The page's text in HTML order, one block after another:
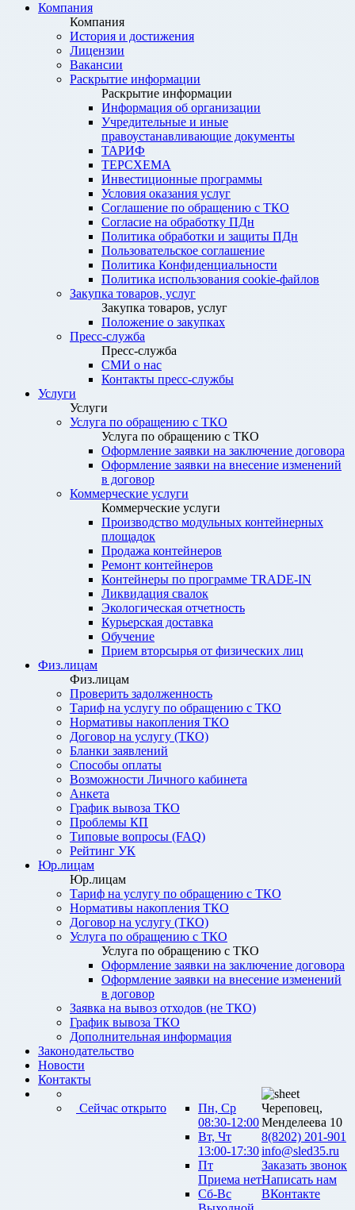
Компания
Компания
История и достижения
Лицензии
Вакансии
Раскрытие информации
Раскрытие информации
Информация об организации
Учредительные и иные
правоустанавливающие документы
ТАРИФ
ТЕРСХЕМА
Инвестиционные программы
Условия оказания услуг
Соглашение по обращению с ТКО
Согласие на обработку ПДн
Политика обработки и защиты ПДн
Пользовательское соглашение
Политика Конфиденциальности
Политика использования cookie-файлов
Закупка товаров, услуг
Закупка товаров, услуг
Положение о закупках
Пресс-служба
Пресс-служба
СМИ о нас
Контакты пресс-службы
Услуги
Услуги
Услуга по обращению с ТКО
Услуга по обращению с ТКО
Оформление заявки на заключение договора
Оформление заявки на внесение изменений
в договор
Коммерческие услуги
Коммерческие услуги
Производство модульных контейнерных
площадок
Продажа контейнеров
Ремонт контейнеров
Контейнеры по программе TRADE-IN
Ликвидация свалок
Экологическая отчетность
Курьерская доставка
Обучение
Прием вторсырья от физических лиц
Физ.лицам
Физ.лицам
Проверить задолженность
Тариф на услугу по обращению с ТКО
Нормативы накопления ТКО
Договор на услугу (ТКО)
Бланки заявлений
Способы оплаты
Возможности Личного кабинета
Анкета
График вывоза ТКО
Проблемы КП
Типовые вопросы (FAQ)
Рейтинг УК
Юр.лицам
Юр.лицам
Тариф на услугу по обращению с ТКО
Нормативы накопления ТКО
Договор на услугу (ТКО)
Услуга по обращению с ТКО
Услуга по обращению с ТКО
Оформление заявки на заключение договора
Оформление заявки на внесение изменений
в договор
Заявка на вывоз отходов (не ТКО)
График вывоза ТКО
Дополнительная информация
Законодательство
Новости
Контакты
Сейчас открыто
Пн, Ср
08:30-12:00
Вт, Чт
13:00-17:30
Пт
Приема нет
Сб-Вс
Череповец,
Менделеева 10
8(8202) 201-901
info@sled35.ru
Заказать звонок
Написать нам
ВКонтакте